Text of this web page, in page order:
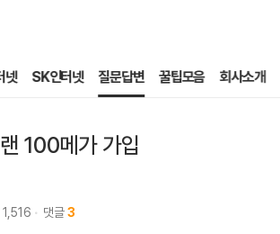
넷 SK인터넷 질문답변 꿀팁모음 회사소개
100메가 가입
1,516 댓글 3